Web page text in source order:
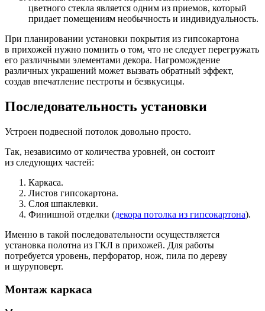
цветного стекла является одним из приемов, который
придает помещениям необычность и индивидуальность.
При планировании установки покрытия из гипсокартона
в прихожей нужно помнить о том, что не следует перегружать
его различными элементами декора. Нагромождение
различных украшений может вызвать обратный эффект,
создав впечатление пестроты и безвкусицы.
Последовательность установки
Устроен подвесной потолок довольно просто.
Так, независимо от количества уровней, он состоит
из следующих частей:
Каркаса.
Листов гипсокартона.
Слоя шпаклевки.
Финишной отделки (декора потолка из гипсокартона).
Именно в такой последовательности осуществляется
установка полотна из ГКЛ в прихожей. Для работы
потребуется уровень, перфоратор, нож, пила по дереву
и шуруповерт.
Монтаж каркаса